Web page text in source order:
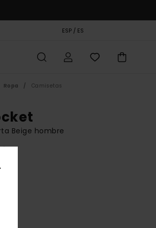
ESP / ES
Ropa Camisetas
Beige hombre